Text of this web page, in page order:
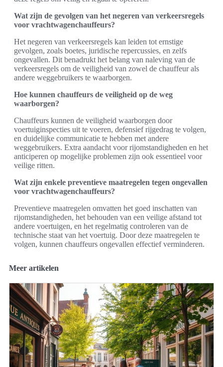
Wat zijn de gevolgen van het negeren van verkeersregels
voor vrachtwagenchauffeurs?
Het negeren van verkeersregels kan leiden tot ernstige
gevolgen, zoals boetes, juridische repercussies, en zelfs
ongevallen. Dit benadrukt het belang van naleving van de
verkeersregels om de veiligheid van zowel de chauffeur als
andere weggebruikers te waarborgen.
Hoe kunnen chauffeurs de veiligheid op de weg
waarborgen?
Chauffeurs kunnen de veiligheid waarborgen door
voertuiginspecties uit te voeren, defensief rijgedrag te volgen,
en duidelijke communicatie te hebben met andere
weggebruikers. Extra aandacht voor rijomstandigheden en het
anticiperen op mogelijke problemen zijn ook essentieel voor
veilige ritten.
Wat zijn enkele preventieve maatregelen tegen ongevallen
voor vrachtwagenchauffeurs?
Preventieve maatregelen omvatten het goed inschatten van
rijomstandigheden, het behouden van een veilige afstand tot
andere voertuigen, en het regelmatig controleren van de
technische staat van het voertuig. Door deze maatregelen te
volgen, kunnen chauffeurs ongevallen effectief verminderen.
Meer artikelen